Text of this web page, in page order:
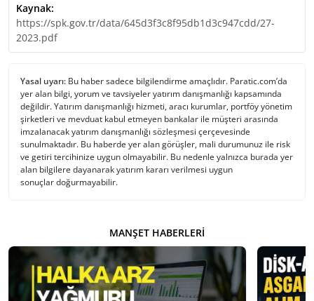
Kaynak:
https://spk.gov.tr/data/645d3f3c8f95db1d3c947cdd/27-
2023.pdf
Yasal uyarı: Bu haber sadece bilgilendirme amaçlıdır. Paratic.com’da
yer alan bilgi, yorum ve tavsiyeler yatırım danışmanlığı kapsamında
değildir. Yatırım danışmanlığı hizmeti, aracı kurumlar, portföy yönetim
şirketleri ve mevduat kabul etmeyen bankalar ile müşteri arasında
imzalanacak yatırım danışmanlığı sözleşmesi çerçevesinde
sunulmaktadır. Bu haberde yer alan görüşler, mali durumunuz ile risk
ve getiri tercihinize uygun olmayabilir. Bu nedenle yalnızca burada yer
alan bilgilere dayanarak yatırım kararı verilmesi uygun
sonuçlar doğurmayabilir.
MANŞET HABERLERI